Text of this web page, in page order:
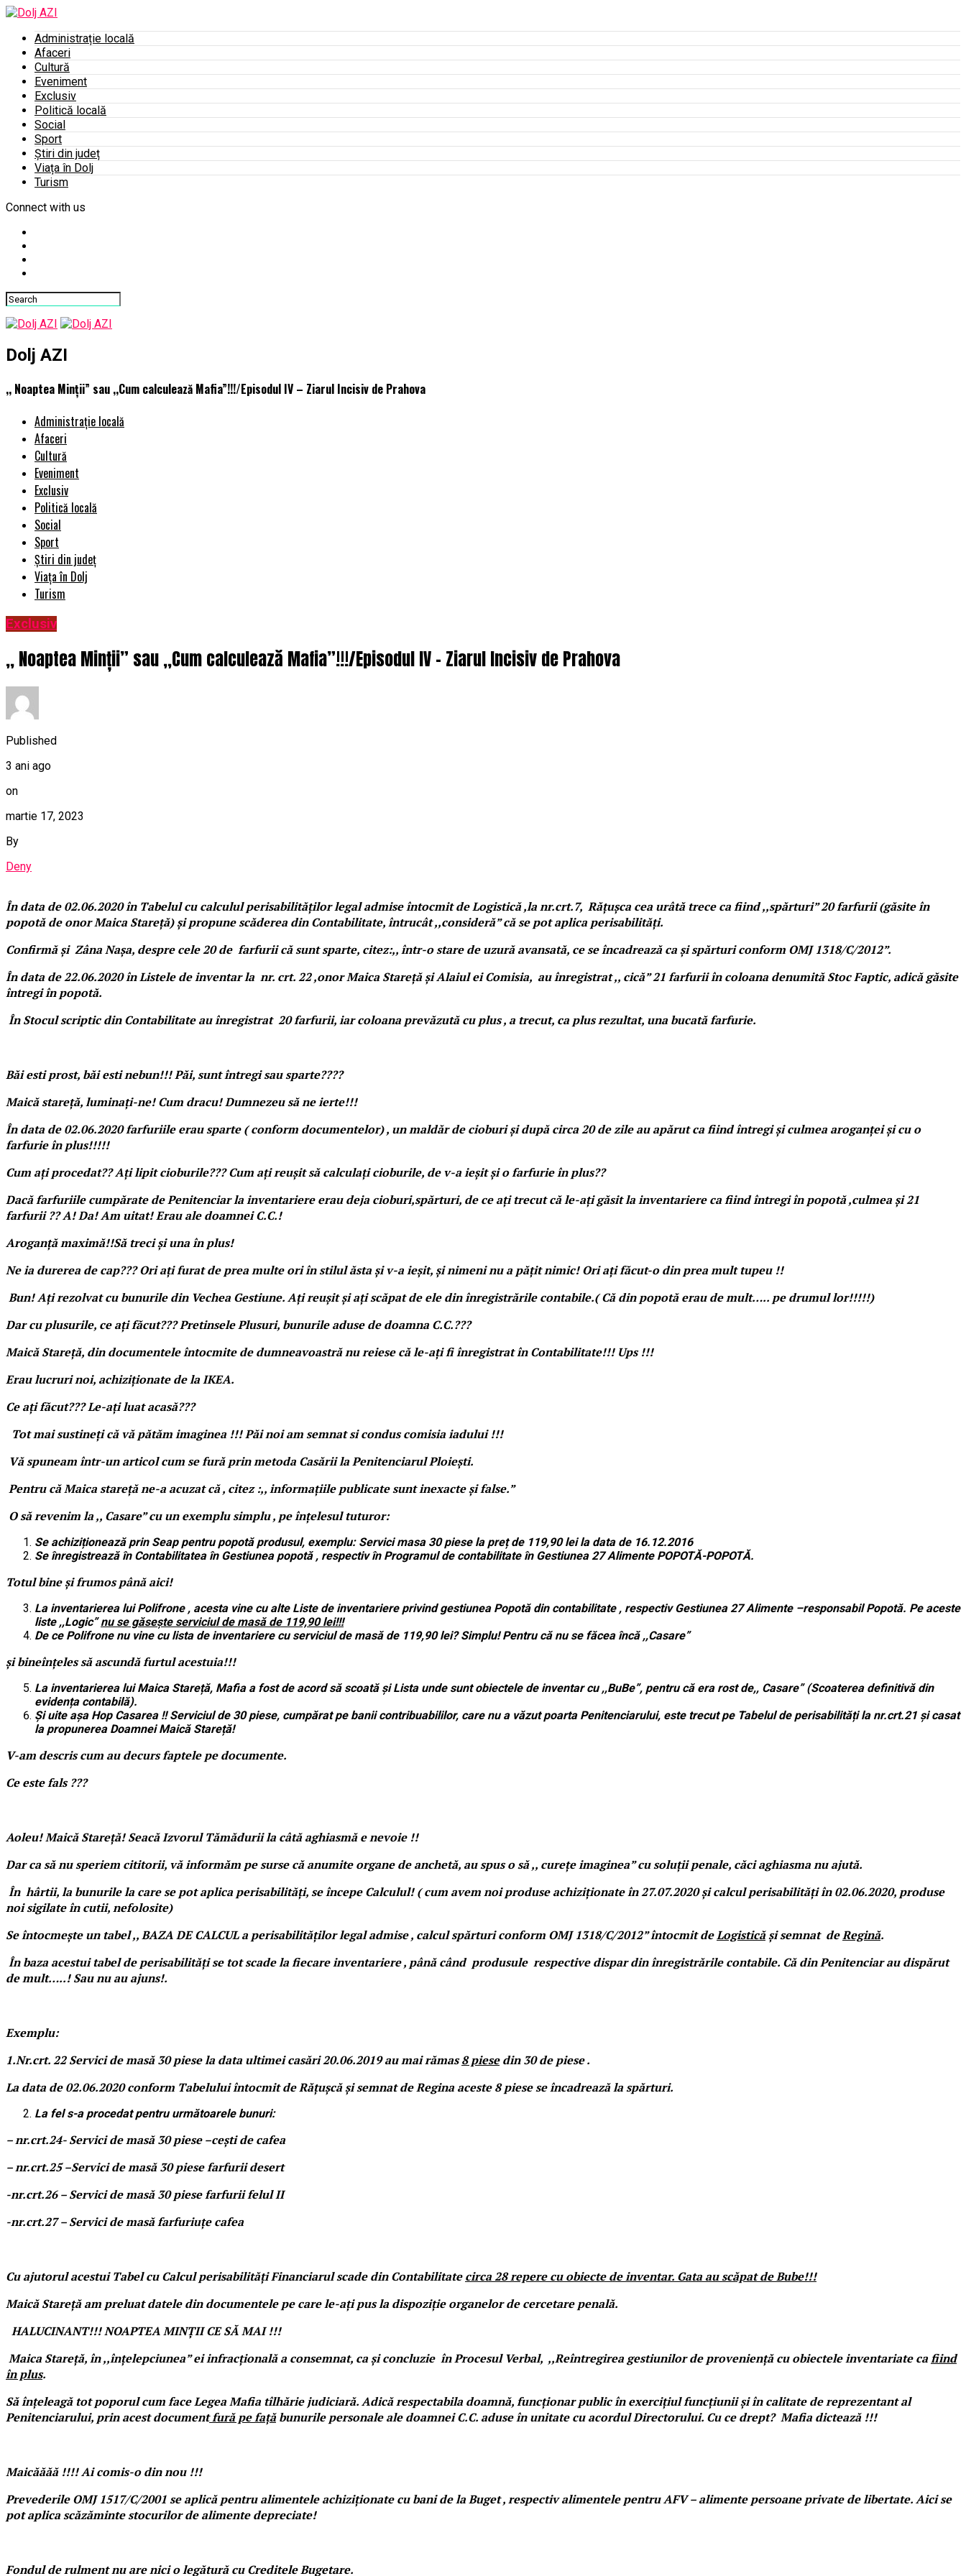
Administrație locală
Afaceri
Cultură
Eveniment
Exclusiv
Politică locală
Social
Sport
Știri din județ
Viața în Dolj
Turism
Connect with us
Dolj AZI
,, Noaptea Minții” sau ,,Cum calculează Mafia”!!!/Episodul IV – Ziarul Incisiv de Prahova
Administrație locală
Afaceri
Cultură
Eveniment
Exclusiv
Politică locală
Social
Sport
Știri din județ
Viața în Dolj
Turism
Exclusiv
,, Noaptea Minții” sau ,,Cum calculează Mafia”!!!/Episodul IV – Ziarul Incisiv de Prahova
Published
3 ani ago
on
martie 17, 2023
By
Deny
În data de 02.06.2020 în Tabelul cu calculul perisabilităților legal admise întocmit de Logistică ,la nr.crt.7, Rățușca cea urâtă trece ca fiind ,,spărturi” 20 farfurii (găsite în
popotă de onor Maica Stareță) și propune scăderea din Contabilitate, întrucât ,,consideră” că se pot aplica perisabilități.
Confirmă și Zâna Nașa, despre cele 20 de farfurii că sunt sparte, citez:,, într-o stare de uzură avansată, ce se încadrează ca și spărturi conform OMJ 1318/C/2012”.
În data de 22.06.2020 în Listele de inventar la nr. crt. 22 ,onor Maica Stareță și Alaiul ei Comisia, au înregistrat ,, cică” 21 farfurii în coloana denumită Stoc Faptic, adică găsite
întregi în popotă.
În Stocul scriptic din Contabilitate au înregistrat 20 farfurii, iar coloana prevăzută cu plus , a trecut, ca plus rezultat, una bucată farfurie.
Băi esti prost, băi esti nebun!!! Păi, sunt întregi sau sparte????
Maică stareță, luminați-ne! Cum dracu! Dumnezeu să ne ierte!!!
În data de 02.06.2020 farfuriile erau sparte ( conform documentelor) , un maldăr de cioburi și după circa 20 de zile au apărut ca fiind întregi și culmea aroganței și cu o
farfurie în plus!!!!!
Cum ați procedat?? Ați lipit cioburile??? Cum ați reușit să calculați cioburile, de v-a ieșit și o farfurie în plus??
Dacă farfuriile cumpărate de Penitenciar la inventariere erau deja cioburi,spărturi, de ce ați trecut că le-ați găsit la inventariere ca fiind întregi în popotă ,culmea și 21
farfurii ?? A! Da! Am uitat! Erau ale doamnei C.C.!
Aroganță maximă!!Să treci și una în plus!
Ne ia durerea de cap??? Ori ați furat de prea multe ori în stilul ăsta și v-a ieșit, și nimeni nu a pățit nimic! Ori ați făcut-o din prea mult tupeu !!
Bun! Ați rezolvat cu bunurile din Vechea Gestiune. Ați reușit și ați scăpat de ele din înregistrările contabile.( Că din popotă erau de mult….. pe drumul lor!!!!!)
Dar cu plusurile, ce ați făcut??? Pretinsele Plusuri, bunurile aduse de doamna C.C.???
Maică Stareță, din documentele întocmite de dumneavoastră nu reiese că le-ați fi înregistrat în Contabilitate!!! Ups !!!
Erau lucruri noi, achiziționate de la IKEA.
Ce ați făcut??? Le-ați luat acasă???
Tot mai sustineți că vă pătăm imaginea !!! Păi noi am semnat si condus comisia iadului !!!
Vă spuneam într-un articol cum se fură prin metoda Casării la Penitenciarul Ploiești.
Pentru că Maica stareță ne-a acuzat că , citez :,, informațiilepublicate sunt inexacte și false.”
O să revenim la ,, Casare” cu un exemplu simplu , pe înțelesul tuturor:
Se achiziționează prin Seap pentru popotă produsul, exemplu: Servici masa 30 piese la preț de 119,90 lei la data de 16.12.2016
Se înregistrează în Contabilitatea în Gestiunea popotă , respectiv în Programul de contabilitate în Gestiunea 27 Alimente POPOTĂ-POPOTĂ.
Totul bine și frumos până aici!
La inventarierea lui Polifrone , acesta vine cu alte Liste de inventariere privind gestiunea Popotă din contabilitate , respectiv Gestiunea 27 Alimente –responsabil Popotă. Pe aceste
liste ,,Logic”nu se găsește serviciul de masă de 119,90 lei!!!
De ce Polifrone nu vine cu lista de inventariere cu serviciul de masă de 119,90 lei? Simplu! Pentru că nu se făcea încă ,,Casare”
și bineînțeles să ascundă furtul acestuia!!!
La inventarierea lui Maica Stareță, Mafia a fost de acord să scoată și Lista unde sunt obiectele de inventar cu ,,BuBe”, pentru că era rost de,, Casare” (Scoaterea definitivă din
evidența contabilă).
Și uite așa Hop Casarea !! Serviciul de 30 piese, cumpărat pe banii contribuabililor, care nu a văzut poarta Penitenciarului, este trecut pe Tabelul de perisabilități la nr.crt.21 și casat
la propunerea Doamnei Maică Stareță!
V-am descris cum au decurs faptele pe documente.
Ce este fals ???
Aoleu! Maică Stareță! Seacă Izvorul Tămădurii la câtă aghiasmă e nevoie !!
Dar ca să nu speriem cititorii, vă informăm pe surse că anumite organe de anchetă, au spus o să ,, curețe imaginea” cu soluții penale, căci aghiasma nu ajută.
În hârtii, la bunurile la care se pot aplica perisabilități, se începe Calculul! ( cum avem noi produse achiziționate în 27.07.2020 și calcul perisabilități în 02.06.2020, produse
noi sigilate în cutii, nefolosite)
Se întocmește un tabel ,, BAZA DE CALCUL a perisabilităților legal admise , calcul spărturi conform OMJ 1318/C/2012” întocmit deLogisticăși semnat deRegină.
În baza acestui tabel de perisabilități se tot scade la fiecare inventariere , până când produsule respective dispar din înregistrările contabile. Că din Penitenciar au dispărut
de mult…..! Sau nu au ajuns!.
Exemplu:
1.Nr.crt. 22 Servici de masă 30 piese la data ultimei casări 20.06.2019 au mai rămas8 piesedin 30 de piese .
La data de 02.06.2020 conform Tabelului întocmit de Rățușcă și semnat de Regina aceste 8 piese se încadrează la spărturi.
La fel s-a procedat pentru următoarele bunuri:
– nr.crt.24- Servici de masă 30 piese –cești de cafea
– nr.crt.25 –Servici de masă 30 piese farfurii desert
-nr.crt.26 – Servici de masă 30 piese farfurii felul II
-nr.crt.27 – Servici de masă farfuriuțe cafea
Cu ajutorul acestui Tabel cu Calcul perisabilități Financiarul scade din Contabilitatecirca 28 repere cu obiecte de inventar. Gata au scăpat de Bube!!!
Maică Stareță am preluat datele din documentele pe care le-ați pus la dispoziție organelor de cercetare penală.
HALUCINANT!!! NOAPTEA MINȚII CE SĂ MAI !!!
Maica Stareță, în ,,înțelepciunea” ei infracțională a consemnat, ca și concluzie în Procesul Verbal, ,,Reîntregirea gestiunilor de proveniență cu obiectele inventariate cafiind
în plus.
Să înțeleagă tot poporul cum face Legea Mafia tîlhărie judiciară. Adică respectabila doamnă, funcționar public în exercițiul funcțiunii și în calitate de reprezentant al
Penitenciarului, prin acest documentfură pe fațăbunurile personale ale doamnei C.C. aduse în unitate cu acordul Directorului. Cu ce drept? Mafia dictează !!!
Maicăăăă !!!! Ai comis-o din nou !!!
Prevederile OMJ 1517/C/2001 se aplică pentru alimentele achiziționate cu bani de la Buget , respectiv alimentele pentru AFV – alimente persoane private de libertate. Aici se
pot aplica scăzăminte stocurilor de alimente depreciate!
Fondul de rulment nu are nici o legătură cu Creditele Bugetare.